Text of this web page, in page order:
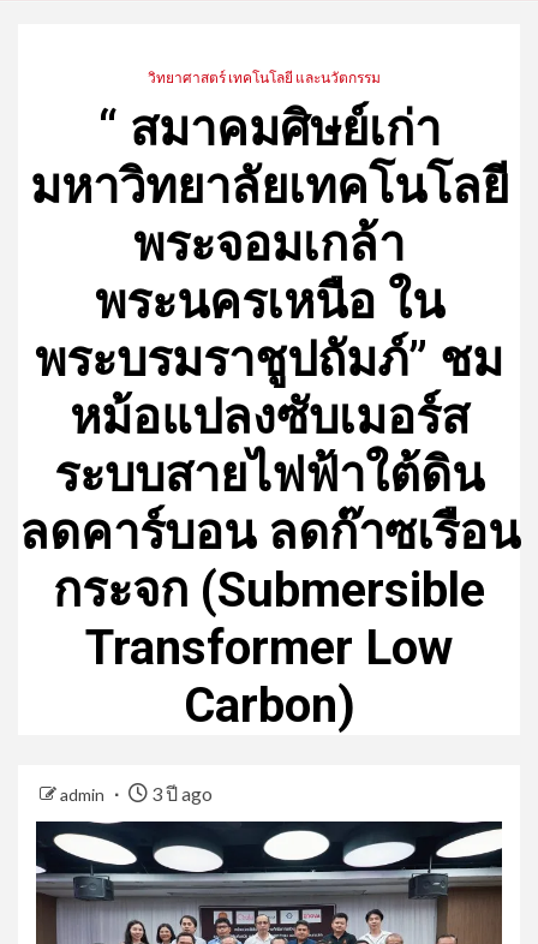
วิทยาศาสตร์ เทคโนโลยี และนวัตกรรม
“ สมาคมศิษย์เก่า
มหาวิทยาลัยเทคโนโลยี
พระจอมเกล้า
พระนครเหนือ ใน
พระบรมราชูปถัมภ์” ชม
หม้อแปลงซับเมอร์ส
ระบบสายไฟฟ้าใต้ดิน
ลดคาร์บอน ลดก๊าซเรือน
กระจก (Submersible
Transformer Low
Carbon)
admin 3 ปี ago